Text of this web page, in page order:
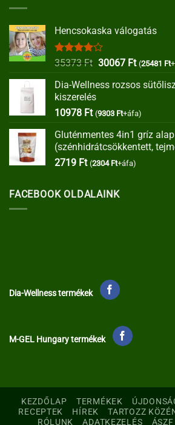
Hencsokaska válogatás
Értékelés:
35373Ft Original
was:
30067 FtCurrent
is:
(25481 Ft
Dia-Wellness rozsos
kiszerelés
10978 Ft (9303 Ft+áfa)
Gluténmentes 4in1 gríz alap
(szénhidrátcsökkentett,
2719 Ft (2304 Ft+áfa)
FACEBOOK OLDALAINK
Dia-Wellness termékek
M-GEL Hungary termékek
KEZDŐLAP TERMÉKEK
RECEPTEK
HÍREK TARTOZZ
RÓLUNK
ADATKEZELÉS ÁSZF